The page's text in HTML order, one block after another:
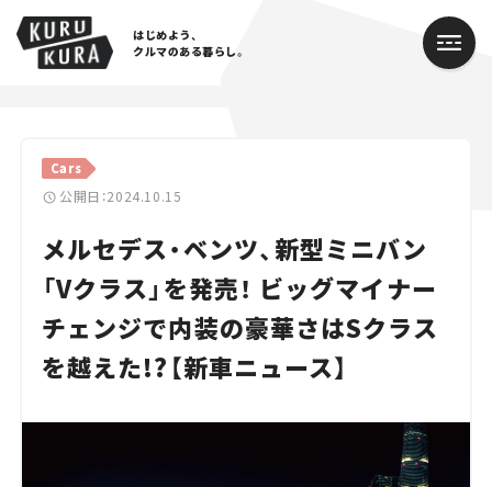
はじめよう、
クルマのある暮らし。
Cars
公開日：2024.10.15
メルセデス・ベンツ、新型ミニバン
「Vクラス」を発売！ ビッグマイナー
チェンジで内装の豪華さはSクラス
を越えた!?【新車ニュース】
Cars
Lifestyle
Traffic
Special